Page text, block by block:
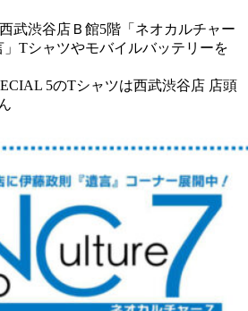
武渋谷店Ｂ館5階「ネオカルチャー
Tシャツやモバイルバッテリーを
5のTシャツは西武渋谷店 店頭